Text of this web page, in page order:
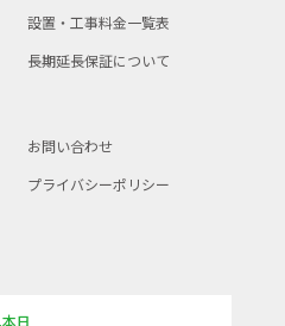
設置・工事料金一覧表
長期延長保証について
お問い合わせ
プライバシーポリシー
日